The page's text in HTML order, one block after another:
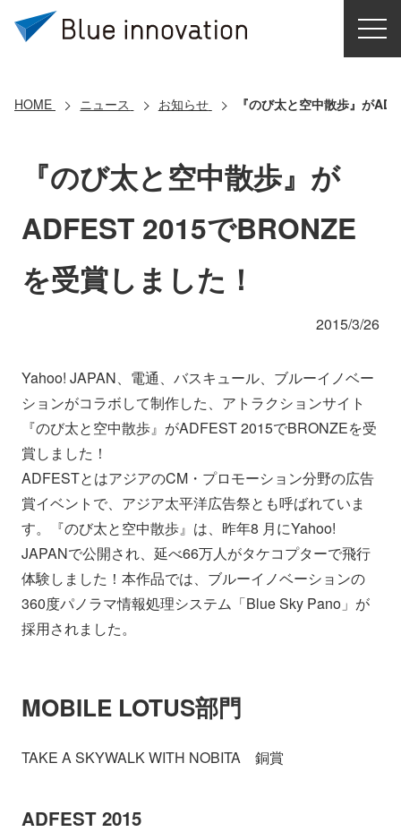
導入事例
コアテクノロジー
クラウドモビリティ研究所
会社情報 ニュース
採用情報 資料ダウンロード
IR情報 English
HOME ニュース お知らせ 『のび太と空中散歩』が
『のび太と空中散歩』が
ADFEST 2015でBRONZE
を受賞しました！
2015/3/26
Yahoo! JAPAN、電通、バスキュール、ブルーイノベー
ションがコラボして制作した、アトラクションサイト
『のび太と空中散歩』がADFEST 2015でBRONZEを受
賞しました！
ADFESTとはアジアのCM・プロモーション分野の広告
賞イベントで、アジア太平洋広告祭とも呼ばれていま
す。『のび太と空中散歩』は、昨年8 月にYahoo!
JAPANで公開され、延べ66万人がタケコプターで飛行
体験しました！本作品では、ブルーイノベーションの
360度パノラマ情報処理システム「Blue Sky Pano」が
採用されました。
MOBILE LOTUS部門
TAKE A SKYWALK WITH NOBITA 銅賞
ADFEST 2015